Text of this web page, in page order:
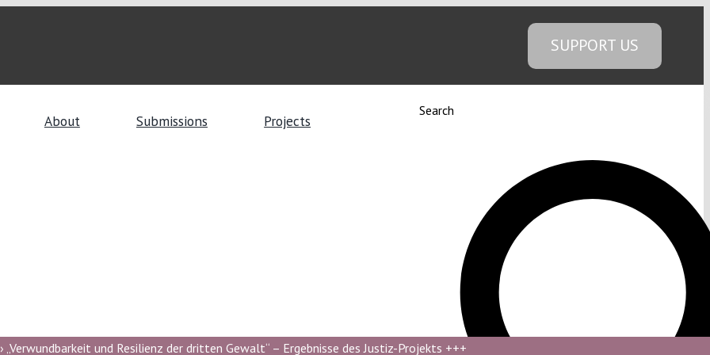
SUPPORT US
About Submissions Projects
Search
„Verwundbarkeit und Resilienz der dritten Gewalt“ – Ergebnisse des Justiz-Projekts +++